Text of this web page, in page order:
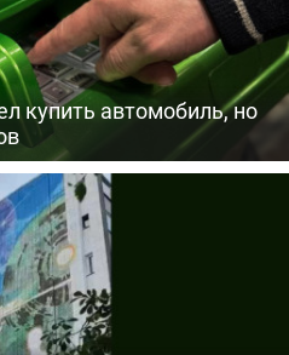
купить автомобиль, но